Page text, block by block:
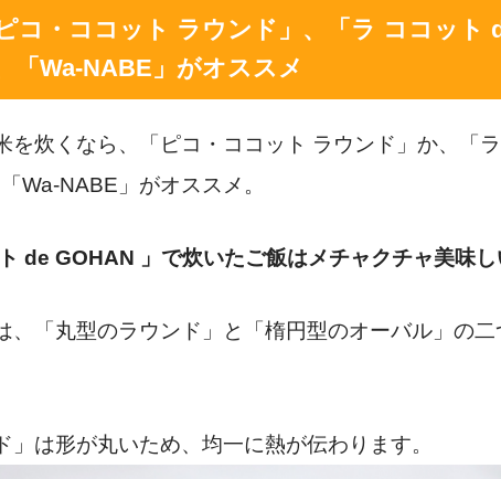
コ・ココット ラウンド」、「ラ ココット
「Wa-NABE」がオススメ
を炊くなら、「ピコ・ココット ラウンド」か、「
Wa-NABE」がオススメ。
ト de GOHAN 」で炊いたご飯はメチャクチャ美味し
、「丸型のラウンド」と「楕円型のオーバル」の二
」は形が丸いため、均一に熱が伝わります。